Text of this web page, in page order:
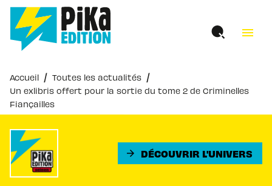
MENU RECHERCHE
PIED DE PAGE
menu
Accueil / Toutes les actualités /
Un exlibris offert pour la sortie du tome 2 de Criminelles
Fiançailles
arrow_forward DÉCOUVRIR L'UNIVERS